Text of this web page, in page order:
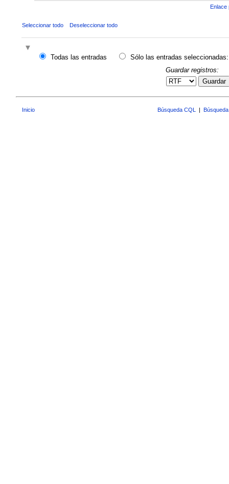
Enlace
Seleccionar todo Deseleccionar todo
Todas las entradas
Sólo las entradas seleccionadas:
Guardar registros:
Guardar
Inicio Búsqueda CQL